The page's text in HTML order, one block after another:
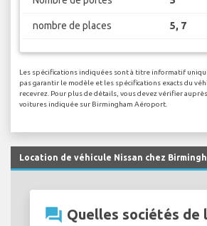
nombre de places 5, 7
Les spécifications indiquées sont à titre informatif
pas garantir le modèle et les spécifications exacts du
recevrez. Pour plus de détails, vous devez vérifier
voitures indiquée sur Birmingham Aéroport.
Location de véhicule Nissan chez
question_answer Quelles sociétés de